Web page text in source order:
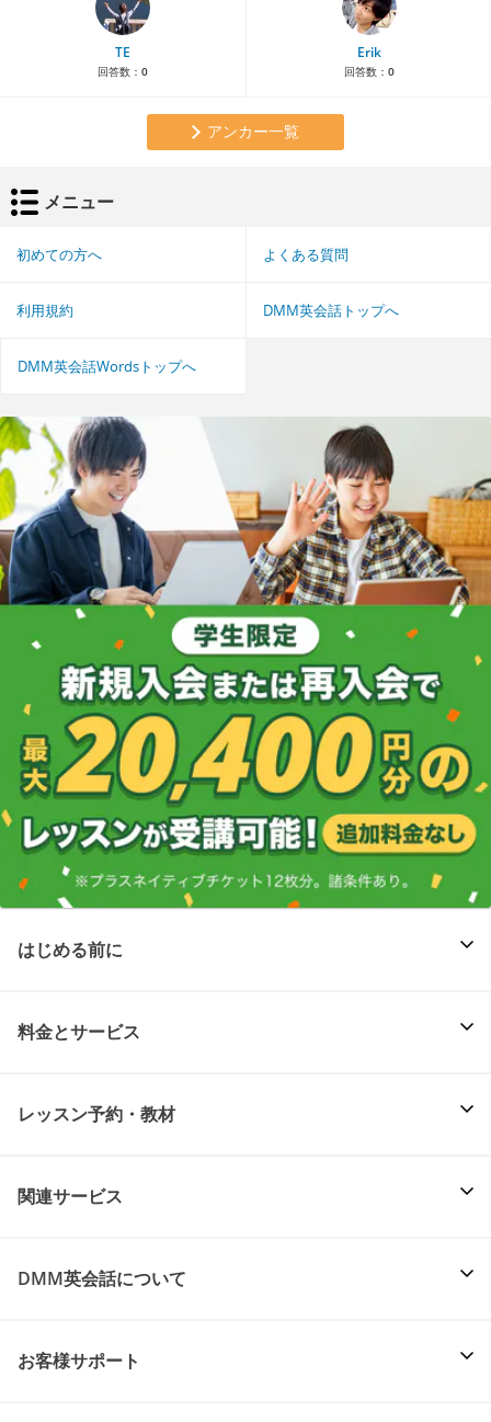
TE
回答数： 0
Erik
回答数： 0
アンカー一覧
メニュー
初めての方へ よくある質問
利用規約 DMM英会話トップへ
DMM英会話Wordsトップへ
はじめる前に
料金とサービス
レッスン予約・教材
関連サービス
DMM英会話について
お客様サポート